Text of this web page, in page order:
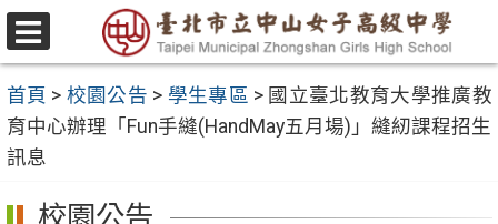
跳
至
要
內
容
區
選
單
首頁 > 校園公告 > 學生專區 > 國立臺北教育大學推廣教
育中心辦理「Fun手縫(HandMay五月場)」縫紉課程招生
訊息
校園公告